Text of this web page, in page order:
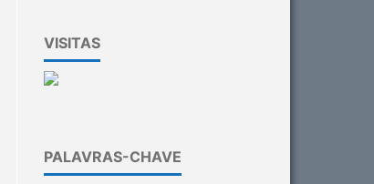
VISITAS
PALAVRAS-CHAVE